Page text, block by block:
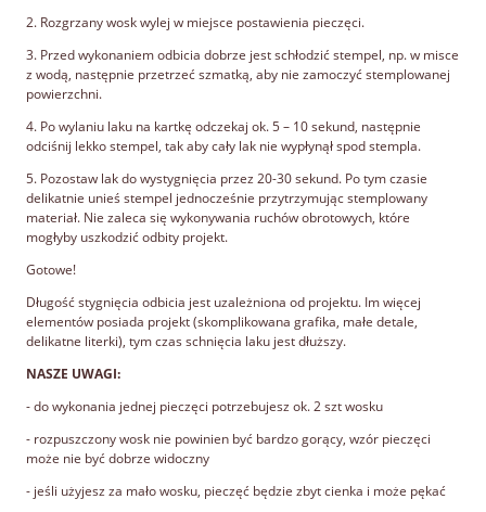
2. Rozgrzany wosk wylej w miejsce postawienia pieczęci.
3. Przed wykonaniem odbicia dobrze jest schłodzić stempel, np. w misce
z wodą, następnie przetrzeć szmatką, aby nie zamoczyć stemplowanej
powierzchni.
4. Po wylaniu laku na kartkę odczekaj ok. 5 – 10 sekund, następnie
odciśnij lekko stempel, tak aby cały lak nie wypłynął spod stempla.
5. Pozostaw lak do wystygnięcia przez 20-30 sekund. Po tym czasie
delikatnie unieś stempel jednocześnie przytrzymując stemplowany
materiał. Nie zaleca się wykonywania ruchów obrotowych, które
mogłyby uszkodzić odbity projekt.
Gotowe!
Długość stygnięcia odbicia jest uzależniona od projektu. Im więcej
elementów posiada projekt (skomplikowana grafika, małe detale,
delikatne literki), tym czas schnięcia laku jest dłuższy.
NASZE UWAGI:
- do wykonania jednej pieczęci potrzebujesz ok. 2 szt wosku
- rozpuszczony wosk nie powinien być bardzo gorący, wzór pieczęci
może nie być dobrze widoczny
- jeśli użyjesz za mało wosku, pieczęć będzie zbyt cienka i może pękać